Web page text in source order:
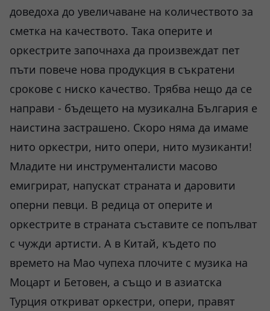
доведоха до увеличаване на количеството за
сметка на качеството. Така оперите и
оркестрите започнаха да произвеждат пет
пъти повече нова продукция в съкратени
срокове с ниско качество. Трябва нещо да се
направи - бъдещето на музикална България е
наистина застрашено. Скоро няма да имаме
нито оркестри, нито опери, нито музиканти!
Младите ни инструменталисти масово
емигрират, напускат страната и даровити
оперни певци. В редица от оперите и
оркестрите в страната съставите се попълват
с чужди артисти. А в Китай, където по
времето на Мао чупеха плочите с музика на
Моцарт и Бетовен, а също и в азиатска
Турция откриват оркестри, опери, правят